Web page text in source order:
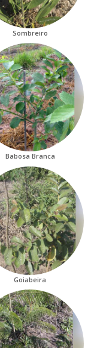
Sombreiro
Babosa Branca
Goiabeira